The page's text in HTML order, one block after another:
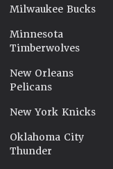
Milwaukee Bucks
Minnesota
Timberwolves
New Orleans
Pelicans
New York Knicks
Oklahoma City
Thunder